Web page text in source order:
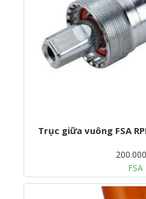
Trục giữa vuông FSA
FSA